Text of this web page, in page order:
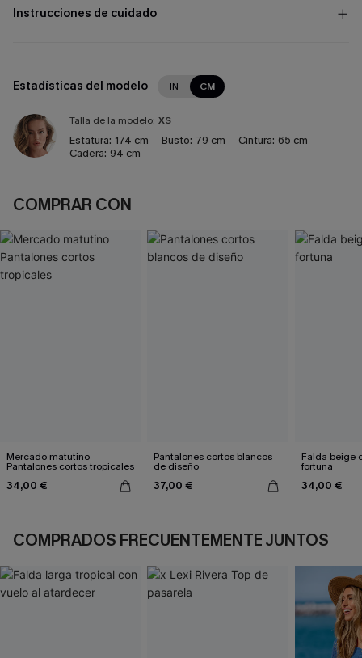
Instrucciones de cuidado
Estadísticas del modelo IN CM
Talla de la modelo: XS
Estatura: 174 cm Busto: 79 cm Cintura: 65 cm
Cadera: 94 cm
COMPRAR CON
Mercado matutino
Pantalones cortos tropicales
34,00 €
Pantalones cortos blancos
de diseño
37,00 €
Falda beige
fortuna
34,00 €
COMPRADOS FRECUENTEMENTE JUNTOS